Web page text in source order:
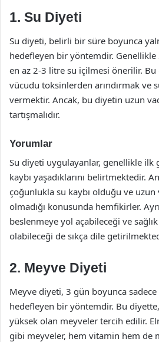
1. Su Diyeti
Su diyeti, belirli bir süre boyunca
hedefleyen bir yöntemdir.
en az 2-3 litre su içilmesi önerilir. Bu
vücudu toksinlerden arındırmak ve
vermektir. Ancak, bu diyetin uzun
tartışmalıdır.
Yorumlar
Su diyeti uygulayanlar, genellikle ilk
kaybı yaşadıklarını belirtmektedir.
çoğunlukla su kaybı olduğu ve
olmadığı konusunda hemfikirler.
beslenmeye yol açabileceği ve
olabileceği de sıkça dile
2. Meyve Diyeti
Meyve diyeti, 3 gün boyunca
hedefleyen bir yöntemdir. Bu
yüksek olan meyveler tercih edilir.
gibi meyveler, hem vitamin hem de